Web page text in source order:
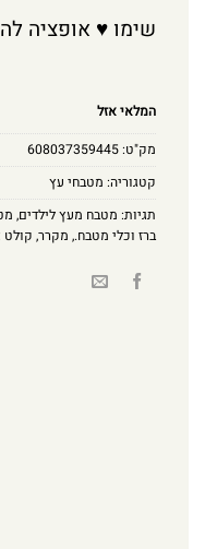
שימו ♥ אופציה להרכבה בין 100-150 ש”ח
המלאי אזל
מק"ט:608037359445
קטגוריה: מטבחי עץ
תגיות: מטבח מעץ לילדים,
ברז וכלי מטבח., מקרר, קולט